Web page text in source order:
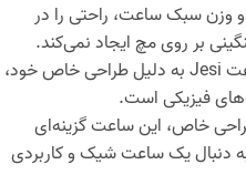
وزن سبک ساعت، راحتی را در
بر روی مچ ایجاد نمی‌کند.
ساعت Jesi به دلیل طراحی خاص خود،
فیزیکی است.
خاص، این ساعت گزینه‌ای
دنبال یک ساعت شیک و کاربردی